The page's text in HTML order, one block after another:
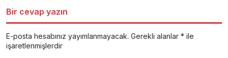
Bir cevap yazın
E-posta hesabınız yayımlanmayacak. Gerekli alanlar * ile
işaretlenmişlerdir